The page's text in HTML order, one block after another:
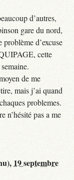
d’autres,
gare du nord,
d’excuse
cette
de me
mais j’ai quand
problemes.
n’hésité pas a me
19 septembre